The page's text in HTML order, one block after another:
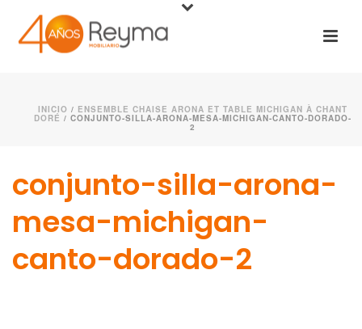
INICIO / ENSEMBLE CHAISE ARONA ET TABLE MICHIGAN À CHANT
DORÉ / CONJUNTO-SILLA-ARONA-MESA-MICHIGAN-CANTO-DORADO-
2
conjunto-silla-arona-
mesa-michigan-
canto-dorado-2